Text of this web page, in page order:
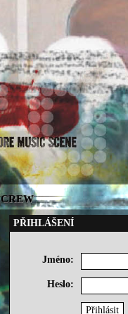
CREW
PŘIHLÁŠENÍ
Jméno:
Heslo: